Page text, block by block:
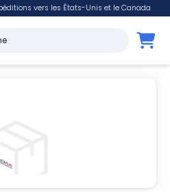
vers les États-Unis et le Canada